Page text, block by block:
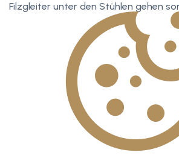
Filzgleiter unter den Stühlen gehen